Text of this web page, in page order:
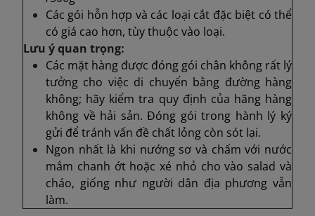
Các gói hỗn hợp và các loại cắt đặc biệt có thể
có giá cao hơn, tùy thuộc vào loại.
Lưu ý quan trọng:
Các mặt hàng được đóng gói chân không rất lý
tưởng cho việc di chuyển bằng đường hàng
không; hãy kiểm tra quy định của hãng hàng
không về hải sản. Đóng gói trong hành lý ký
gửi để tránh vấn đề chất lỏng còn sót lại.
Ngon nhất là khi nướng sơ và chấm với nước
mắm chanh ớt hoặc xé nhỏ cho vào salad và
cháo, giống như người dân địa phương vẫn
làm.